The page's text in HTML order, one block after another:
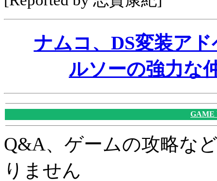
ナムコ、DS変装ア
ルソーの強力な
GAME
Q&A、ゲームの攻略な
りません